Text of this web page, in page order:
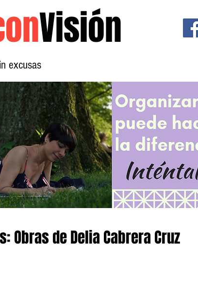
Visión
excusas
Obras de Delia Cabrera Cruz